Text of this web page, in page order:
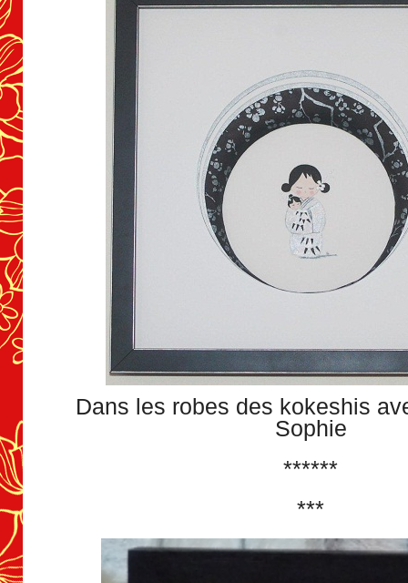
Dans les robes des kokeshis
Sophie
******
***